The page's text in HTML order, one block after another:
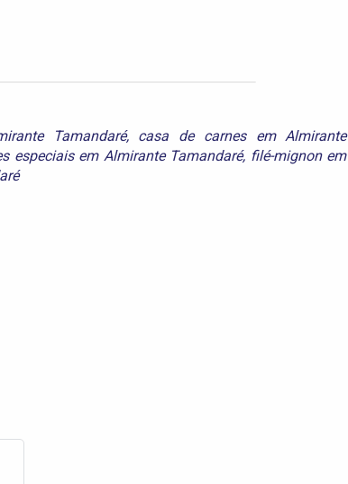
Tamandaré, casa de carnes em Almirante
especiais em Almirante Tamandaré, filé-mignon em